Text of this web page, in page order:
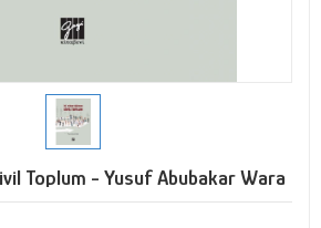
Toplum - Yusuf Abubakar Wara